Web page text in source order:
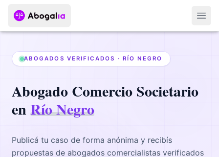
ABOGADOS VERIFICADOS · RÍO NEGRO
Abogado Comercio Societario
enRío Negro
Publicá tu caso de forma anónima y recibís
propuestas de abogados comercialistas verificados